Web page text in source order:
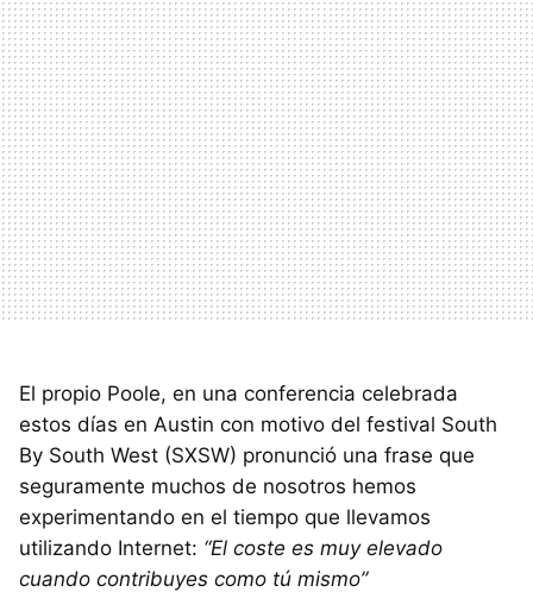
El propio Poole, en una conferencia celebrada
estos días en Austin con motivo del festival South
By South West (SXSW) pronunció una frase que
seguramente muchos de nosotros hemos
experimentando en el tiempo que llevamos
utilizando Internet: “El coste es muy elevado
cuando contribuyes como tú mismo”